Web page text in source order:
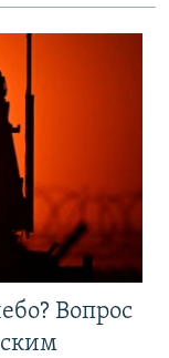
Вопрос